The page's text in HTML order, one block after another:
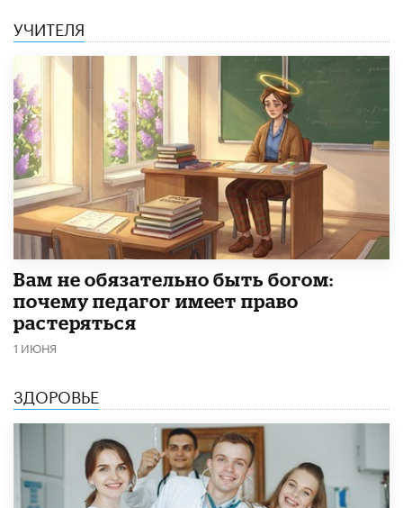
УЧИТЕЛЯ
​Вам не обязательно быть богом:
почему педагог имеет право
растеряться
1 ИЮНЯ
ЗДОРОВЬЕ